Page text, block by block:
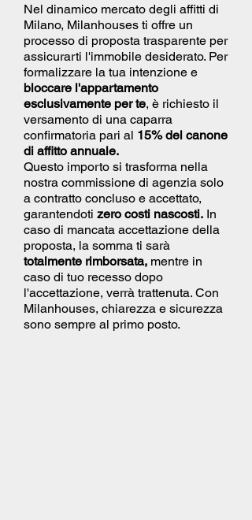
Nel dinamico mercato degli affitti di
Milano, Milanhouses ti offre un
processo di proposta trasparente per
assicurarti l'immobile desiderato. Per
formalizzare la tua intenzione e
bloccare l'appartamento
esclusivamente per te, è richiesto il
versamento di una caparra
confirmatoria pari al 15% del canone
di affitto annuale.
Questo importo si trasforma nella
nostra commissione di agenzia solo
a contratto concluso e accettato,
garantendoti zero costi nascosti. In
caso di mancata accettazione della
proposta, la somma ti sarà
totalmente rimborsata, mentre in
caso di tuo recesso dopo
l'accettazione, verrà trattenuta. Con
Milanhouses, chiarezza e sicurezza
sono sempre al primo posto.